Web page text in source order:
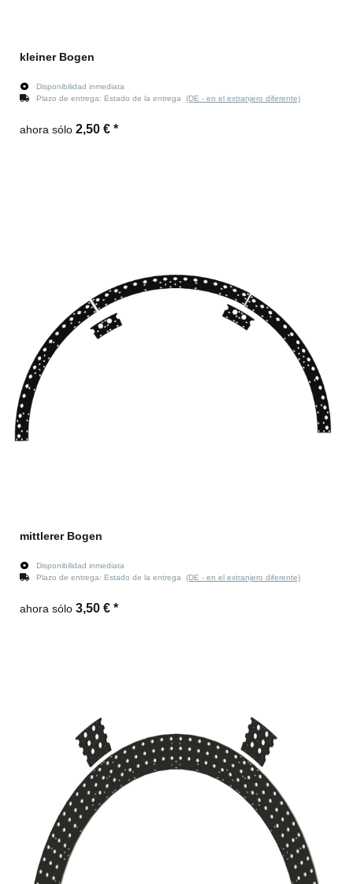
kleiner Bogen
Disponibilidad inmediata
Plazo de entrega: Estado de la entrega (DE - en el extranjero diferente)
ahora sólo 2,50 € *
mittlerer Bogen
Disponibilidad inmediata
Plazo de entrega: Estado de la entrega (DE - en el extranjero diferente)
ahora sólo 3,50 € *